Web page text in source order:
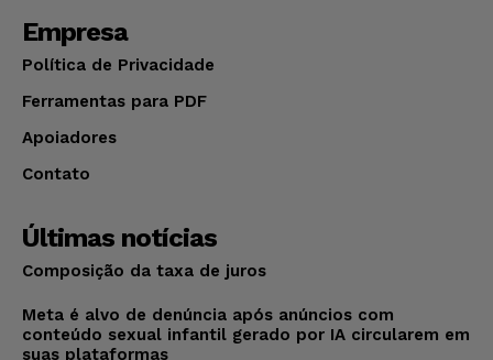
Empresa
Política de Privacidade
Ferramentas para PDF
Apoiadores
Contato
Últimas notícias
Composição da taxa de juros
Meta é alvo de denúncia após anúncios com
conteúdo sexual infantil gerado por IA circularem em
suas plataformas